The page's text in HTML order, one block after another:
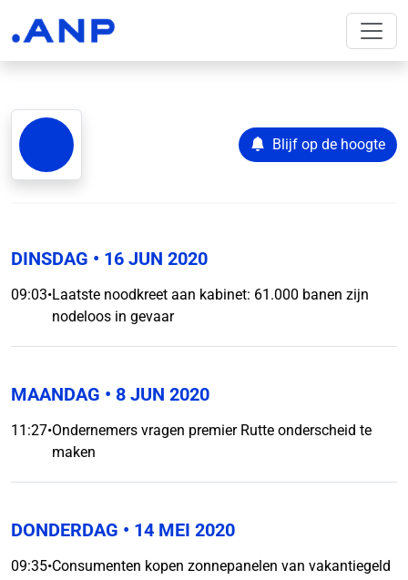
Blijf op de hoogte
DINSDAG • 16 JUN 2020
09:03•Laatste noodkreet aan kabinet: 61.000 banen zijn
nodeloos in gevaar
MAANDAG • 8 JUN 2020
11:27•Ondernemers vragen premier Rutte onderscheid te
maken
DONDERDAG • 14 MEI 2020
09:35•Consumenten kopen zonnepanelen van vakantiegeld